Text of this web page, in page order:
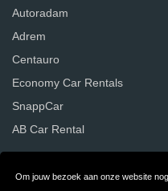
Om jouw bezoek aan onze website
Autoradam
Adrem
Centauro
Economy Car Rentals
SnappCar
AB Car Rental